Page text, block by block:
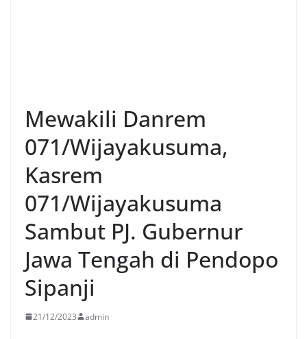
Mewakili Danrem
071/Wijayakusuma,
Kasrem
071/Wijayakusuma
Sambut PJ. Gubernur
Jawa Tengah di Pendopo
Sipanji
21/12/2023 admin